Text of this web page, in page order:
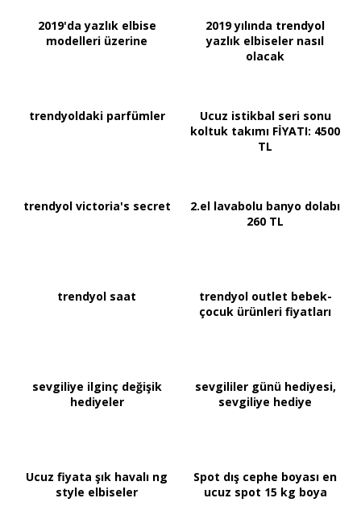
2019'da yazlık elbise
modelleri üzerine
2019 yılında trendyol
yazlık elbiseler nasıl
olacak
trendyoldaki parfümler
Ucuz istikbal seri sonu
koltuk takımı FİYATI: 4500
TL
trendyol victoria's secret
2.el lavabolu banyo dolabı
260 TL
trendyol saat
trendyol outlet bebek-
çocuk ürünleri fiyatları
sevgiliye ilginç değişik
hediyeler
sevgililer günü hediyesi,
sevgiliye hediye
Ucuz fiyata şık havalı ng
style elbiseler
Spot dış cephe boyası en
ucuz spot 15 kg boya